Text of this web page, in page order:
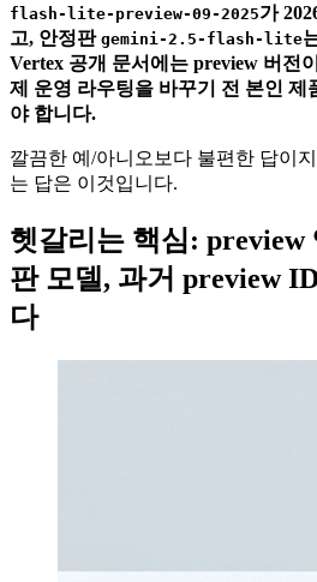
flash-lite-preview-09-2025가
고, 안정판 gemini-2.5-flash-lite
Vertex 공개 문서에는 preview 버전
제 운영 라우팅을 바꾸기 전 본인 제
야 합니다.
깔끔한 예/아니오보다 불편한 답이
는 답은 이것입니다.
헷갈리는 핵심: preview
판 모델, 과거 preview
다